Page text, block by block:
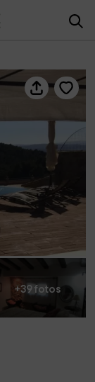
+39 fotos